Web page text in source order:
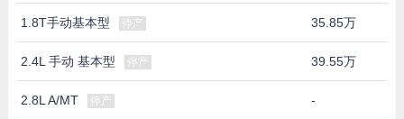
1.8T手动基本型 停产 35.85万
2.4L 手动 基本型 停产 39.55万
2.8L A/MT 停产 -